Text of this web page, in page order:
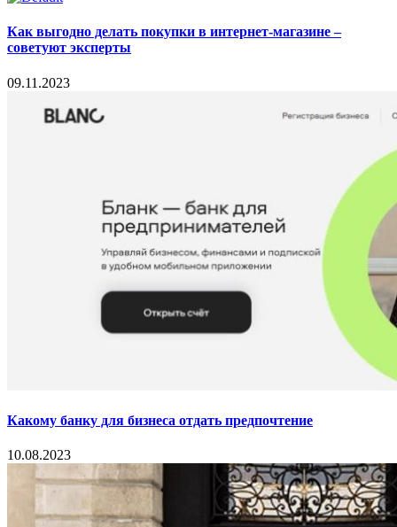
Как выгодно делать покупки в интернет-магазине –
советуют эксперты
09.11.2023
Какому банку для бизнеса отдать предпочтение
10.08.2023